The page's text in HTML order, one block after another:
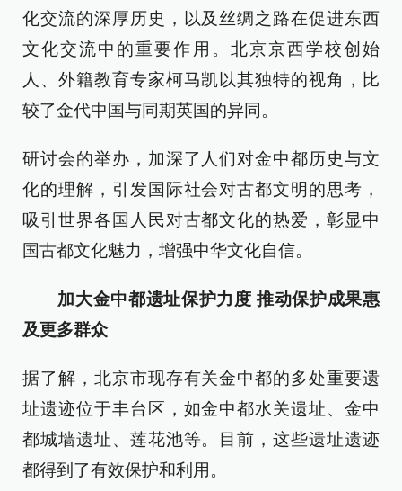
化交流的深厚历史，以及丝绸之路在促进东西
文化交流中的重要作用。北京京西学校创始
人、外籍教育专家柯马凯以其独特的视角，比
较了金代中国与同期英国的异同。
研讨会的举办，加深了人们对金中都历史与文
化的理解，引发国际社会对古都文明的思考，
吸引世界各国人民对古都文化的热爱，彰显中
国古都文化魅力，增强中华文化自信。
加大金中都遗址保护力度 推动保护成果惠
及更多群众
据了解，北京市现存有关金中都的多处重要遗
址遗迹位于丰台区，如金中都水关遗址、金中
都城墙遗址、莲花池等。目前，这些遗址遗迹
都得到了有效保护和利用。